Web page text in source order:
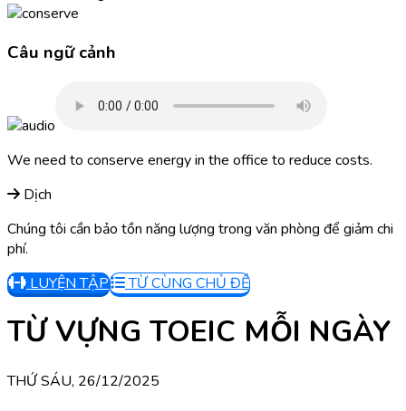
Câu ngữ cảnh
We need to conserve energy in the office to reduce costs.
Dịch
Chúng tôi cần bảo tồn năng lượng trong văn phòng để giảm chi
phí.
LUYỆN TẬP
TỪ CÙNG CHỦ ĐỀ
TỪ VỰNG TOEIC MỖI NGÀY
THỨ SÁU, 26/12/2025